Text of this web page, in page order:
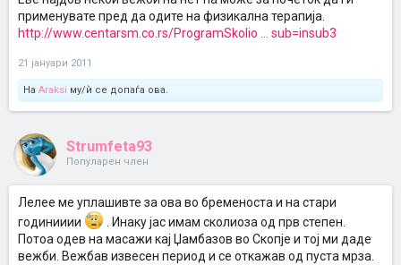
применувате пред да одите на физикална терапија.
http://www.centarsm.co.rs/ProgramSkolio ... sub=insub3
21 јануари 2011
На Araksi му/ѝ се допаѓа ова.
Strumfeta93
Популарен член
Лелее ме уплашивте за ова во бременоста и на стари
годинииии
. Инаку јас имам сколиоза од прв степен.
Потоа одев на масажи кај Џамбазов во Скопје и тој ми даде
вежби. Вежбав извесен период и се откажав од пуста мрза.